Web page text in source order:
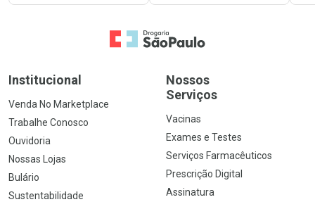
Ir para a Home
Institucional
Venda No Marketplace
Trabalhe Conosco
Ouvidoria
Nossas Lojas
Bulário
Sustentabilidade
Nossos
Serviços
Vacinas
Exames e Testes
Serviços Farmacêuticos
Prescrição Digital
Assinatura